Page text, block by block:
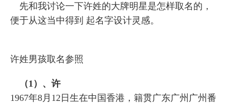
先和我讨论一下许姓的大牌明星是怎样取名的，
便于从这当中得到 起名字设计灵感。
许姓男孩取名参照
（1）、许
1967年8月12日生在中国香港，籍贯广东广州广州番